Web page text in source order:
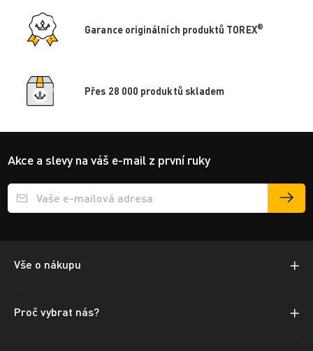
Garance originálních produktů TOREX®
Přes 28 000 produktů skladem
Akce a slevy na váš e-mail z první ruky
Přihlášení e-mailu k odběru
Vše o nákupu
Proč vybrat nás?